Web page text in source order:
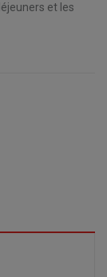
et les